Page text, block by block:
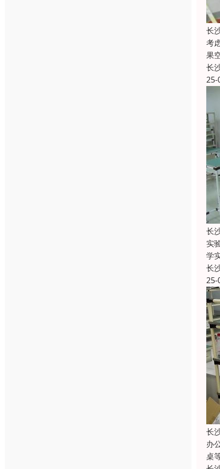
长
考
果
长
25-
长
实
学
长
25-
长
办
桌